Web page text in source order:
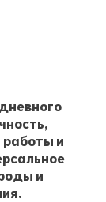
работы и
и